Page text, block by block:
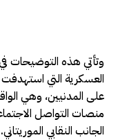
وتأتي هذه التوضيحات
العسكرية التي
على المدنيين، وهي
منصات التواصل
الجانب النقابي الموريتاني.